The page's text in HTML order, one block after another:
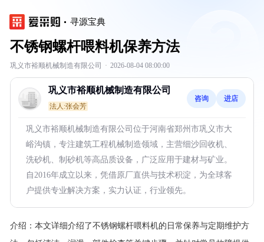
寻源宝典
不锈钢螺杆喂料机保养方法
巩义市裕顺机械制造有限公司 · 2026-08-04 08:00:00
巩义市裕顺机械制造有限公司
法人:张会芳
咨询 进店
巩义市裕顺机械制造有限公司位于河南省郑州市巩义市大
峪沟镇，专注建筑工程机械制造领域，主营细沙回收机、
洗砂机、制砂机等高品质设备，广泛应用于建材与矿业。
自2016年成立以来，凭借原厂直供与技术积淀，为全球客
户提供专业解决方案，实力认证，行业领先。
介绍： 本文详细介绍了不锈钢螺杆喂料机的日常保养与定期维护方